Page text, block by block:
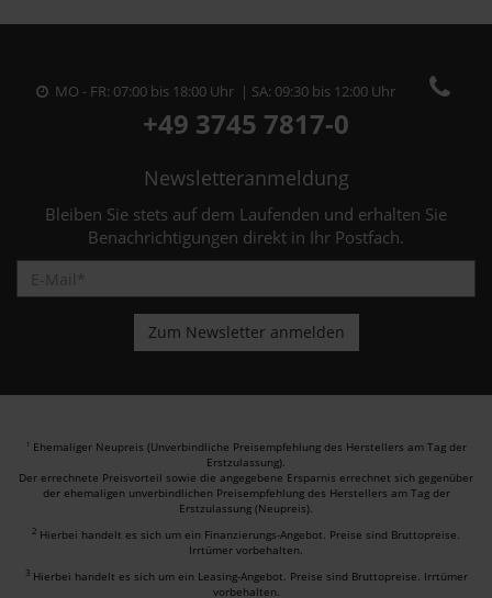
MO - FR: 07:00 bis 18:00 Uhr | SA: 09:30 bis 12:00 Uhr
+49 3745 7817-0
Newsletteranmeldung
Bleiben Sie stets auf dem Laufenden und erhalten Sie
Benachrichtigungen direkt in Ihr Postfach.
1 Ehemaliger Neupreis (Unverbindliche Preisempfehlung des Herstellers am Tag der
Erstzulassung).
Der errechnete Preisvorteil sowie die angegebene Ersparnis errechnet sich gegenüber
der ehemaligen unverbindlichen Preisempfehlung des Herstellers am Tag der
Erstzulassung (Neupreis).
2 Hierbei handelt es sich um ein Finanzierungs-Angebot. Preise sind Bruttopreise.
Irrtümer vorbehalten.
3 Hierbei handelt es sich um ein Leasing-Angebot. Preise sind Bruttopreise. Irrtümer
vorbehalten.